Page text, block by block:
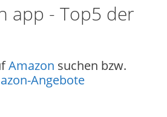
app - Top5 der
Amazon suchen bzw.
Angebote